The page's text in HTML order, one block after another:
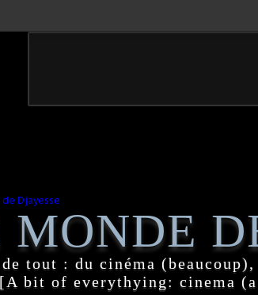
MONDE
tout : du cinéma
[A bit of everythying: cinema